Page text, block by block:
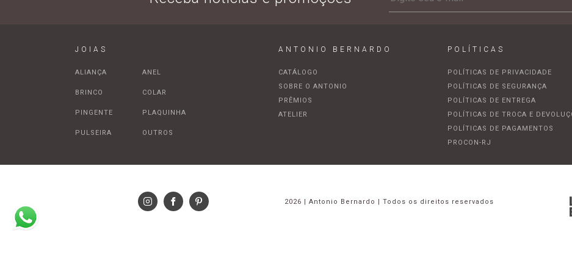
JOIAS
ALIANÇA ANEL
BRINCO COLAR
PINGENTE PLAQUINHA
PULSEIRA OUTROS
ANTONIO BERNARDO
CATÁLOGO
SOBRE O ANTONIO
PRÊMIOS
ATELIER
POLÍTICAS
POLÍTICAS DE PRIVACIDADE
POLÍTICAS DE SEGURANÇA
POLÍTICAS DE ENTREGA
POLÍTICAS DE TROCA E
POLÍTICAS DE PAGAMENTOS
PROCON-RJ
2026 | Antonio Bernardo | Todos os direitos reservados